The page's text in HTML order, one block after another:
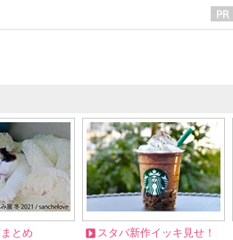
とめ スタバ新作イッキ見せ！